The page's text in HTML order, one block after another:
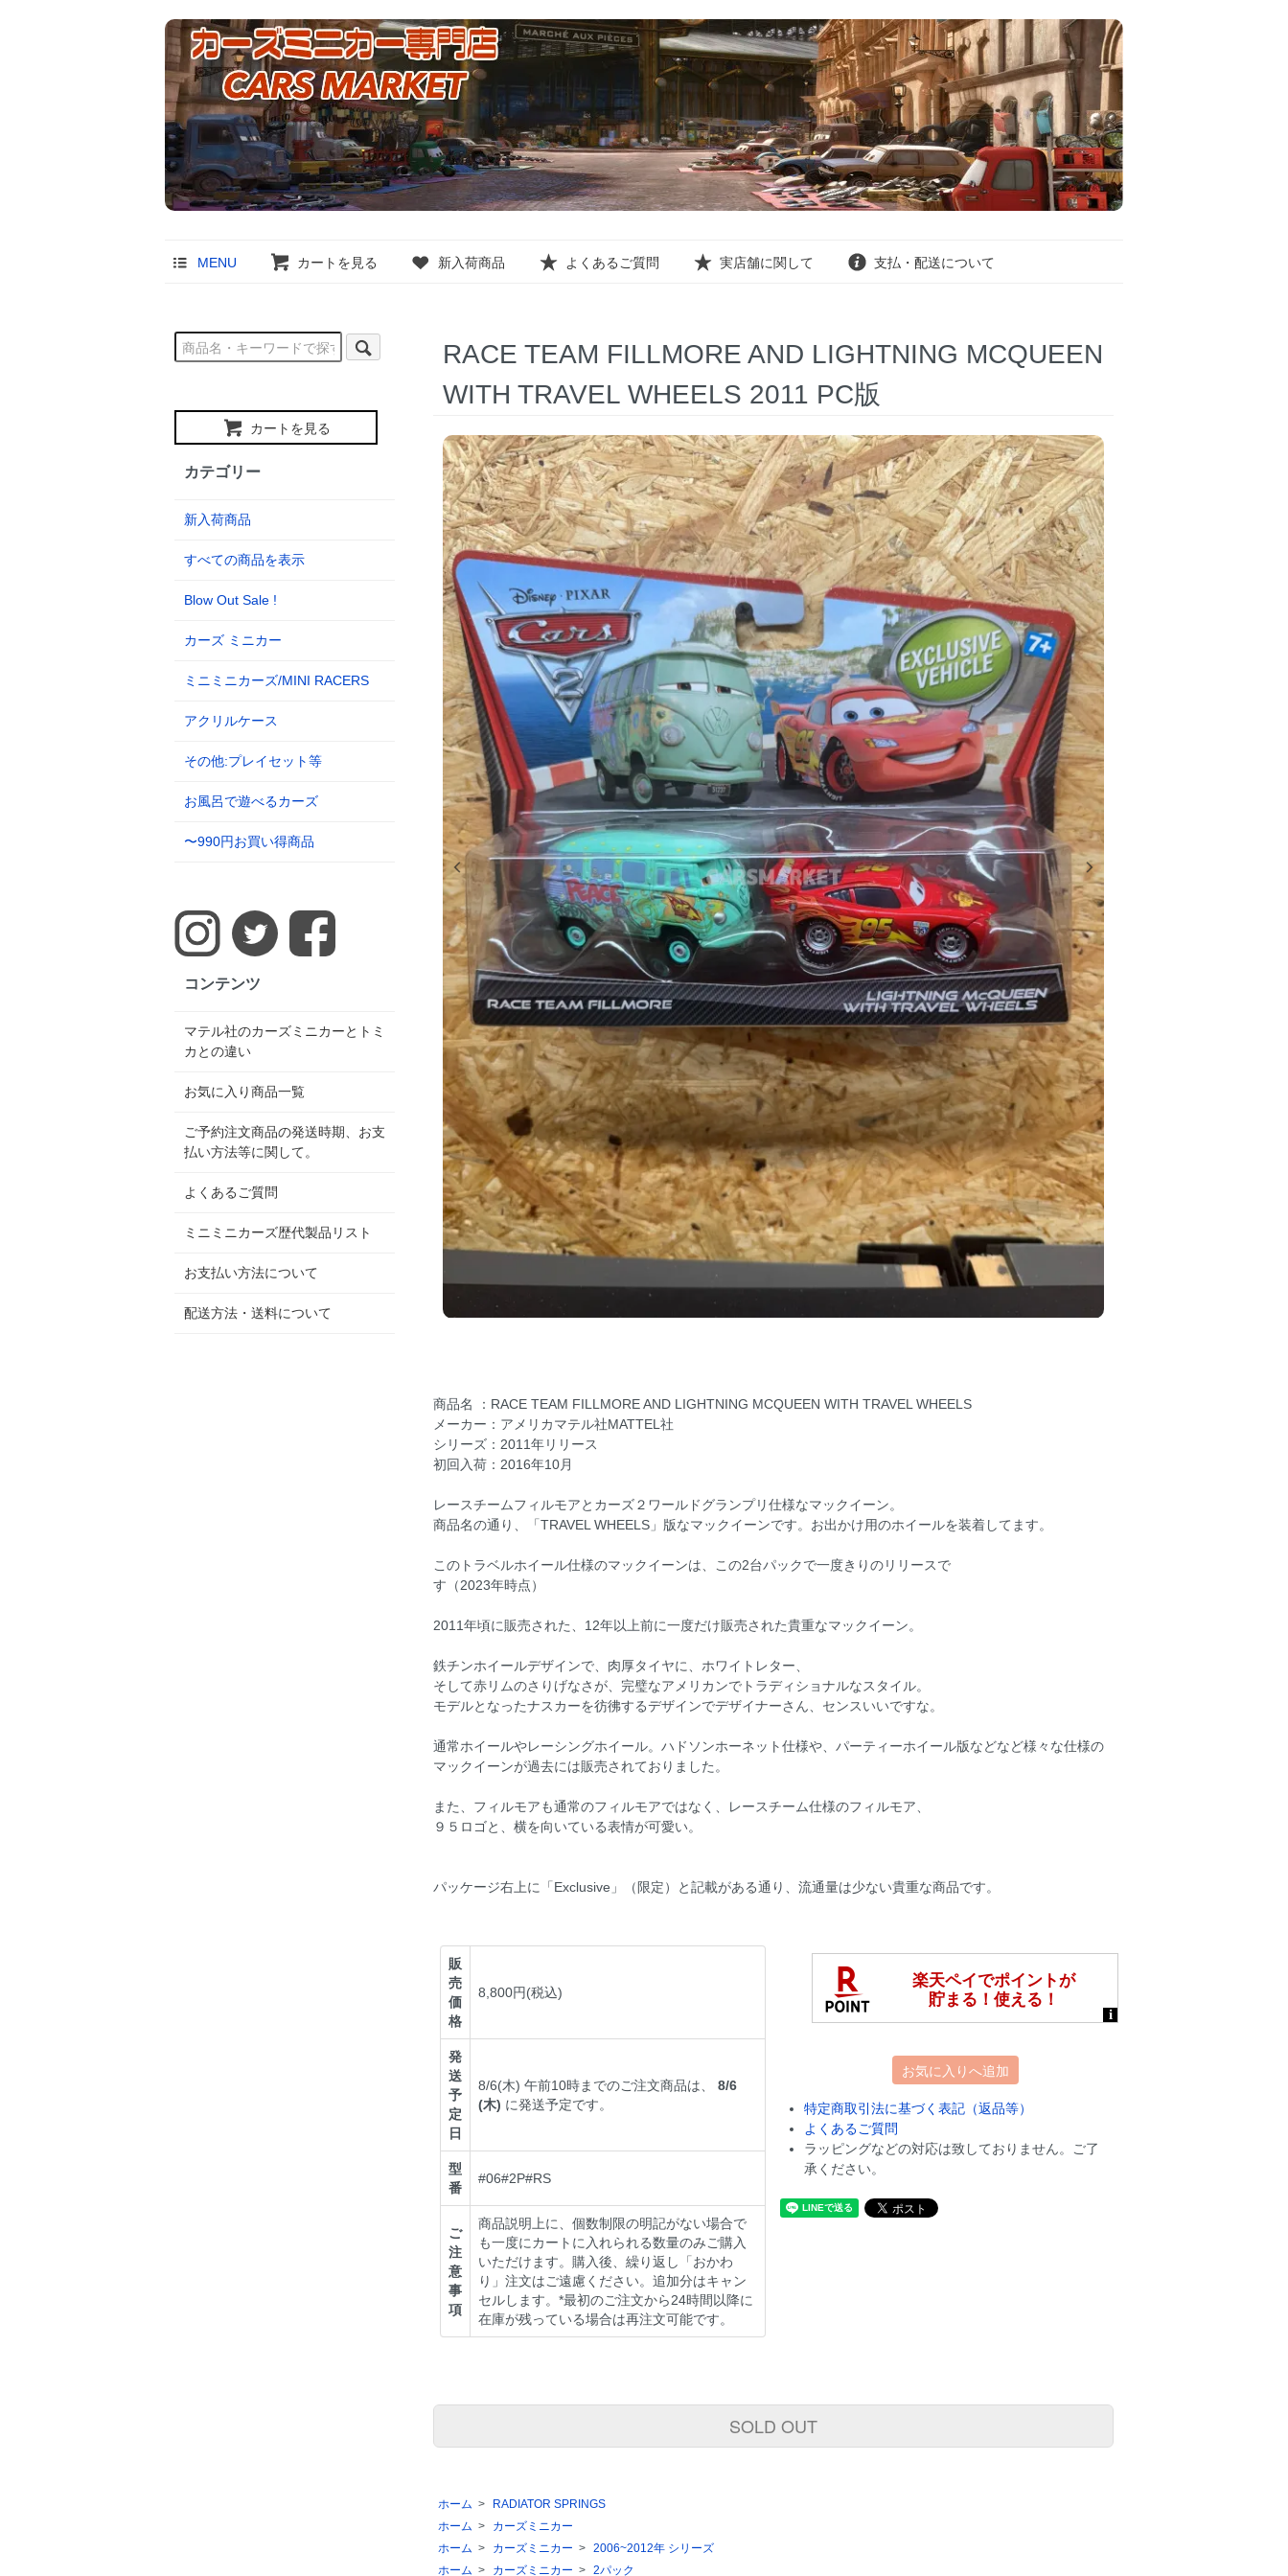
MENU カートを見る 新入荷商品 よくあるご質問 実店舗に関して 支払・配送について
RACE TEAM FILLMORE AND LIGHTNING MCQUEEN
WITH TRAVEL WHEELS 2011 PC版
商品名 ：RACE TEAM FILLMORE AND LIGHTNING MCQUEEN WITH TRAVEL WHEELS
メーカー：アメリカマテル社MATTEL社
シリーズ：2011年リリース
初回入荷：2016年10月
レースチームフィルモアとカーズ２ワールドグランプリ仕様なマックイーン。
商品名の通り、「TRAVEL WHEELS」版なマックイーンです。お出かけ用のホイールを装着してます。
このトラベルホイール仕様のマックイーンは、この2台パックで一度きりのリリースで
す（2023年時点）
2011年頃に販売された、12年以上前に一度だけ販売された貴重なマックイーン。
鉄チンホイールデザインで、肉厚タイヤに、ホワイトレター、
そして赤リムのさりげなさが、完璧なアメリカンでトラディショナルなスタイル。
モデルとなったナスカーを彷彿するデザインでデザイナーさん、センスいいですな。
通常ホイールやレーシングホイール。ハドソンホーネット仕様や、パーティーホイール版などなど様々な仕様の
マックイーンが過去には販売されておりました。
また、フィルモアも通常のフィルモアではなく、レースチーム仕様のフィルモア、
９５ロゴと、横を向いている表情が可愛い。
パッケージ右上に「Exclusive」（限定）と記載がある通り、流通量は少ない貴重な商品です。
販
売
価
格
8,800円(税込)
発
送
予
定
日
8/6(木) 午前10時までのご注文商品は、8/6
(木) に発送予定です。
型
番
#06#2P#RS
ご
注
意
事
項
商品説明上に、個数制限の明記がない場合で
も一度にカートに入れられる数量のみご購入
いただけます。購入後、繰り返し「おかわ
り」注文はご遠慮ください。追加分はキャン
セルします。*最初のご注文から24時間以降に
在庫が残っている場合は再注文可能です。
お気に入りへ追加
特定商取引法に基づく表記（返品等）
よくあるご質問
ラッピングなどの対応は致しておりません。ご了
承ください。
SOLD OUT
ホーム >
RADIATOR SPRINGS
ホーム >
カーズミニカー
ホーム > カーズミニカー > 2006~2012年 シリーズ
ホーム > カーズミニカー > 2パック
カートを見る
カテゴリー
新入荷商品
すべての商品を表示
Blow Out Sale !
カーズ ミニカー
ミニミニカーズ/MINI RACERS
アクリルケース
その他:プレイセット等
お風呂で遊べるカーズ
〜990円お買い得商品
コンテンツ
マテル社のカーズミニカーとトミ
カとの違い
お気に入り商品一覧
ご予約注文商品の発送時期、お支
払い方法等に関して。
よくあるご質問
ミニミニカーズ歴代製品リスト
お支払い方法について
配送方法・送料について